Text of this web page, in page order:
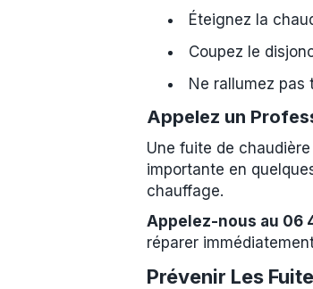
Éteignez la
Coupez le
Ne rallumez pas
Appelez un
Une fuite de
importante en
chauffage.
Appelez-nous au 06
réparer
Prévenir Les